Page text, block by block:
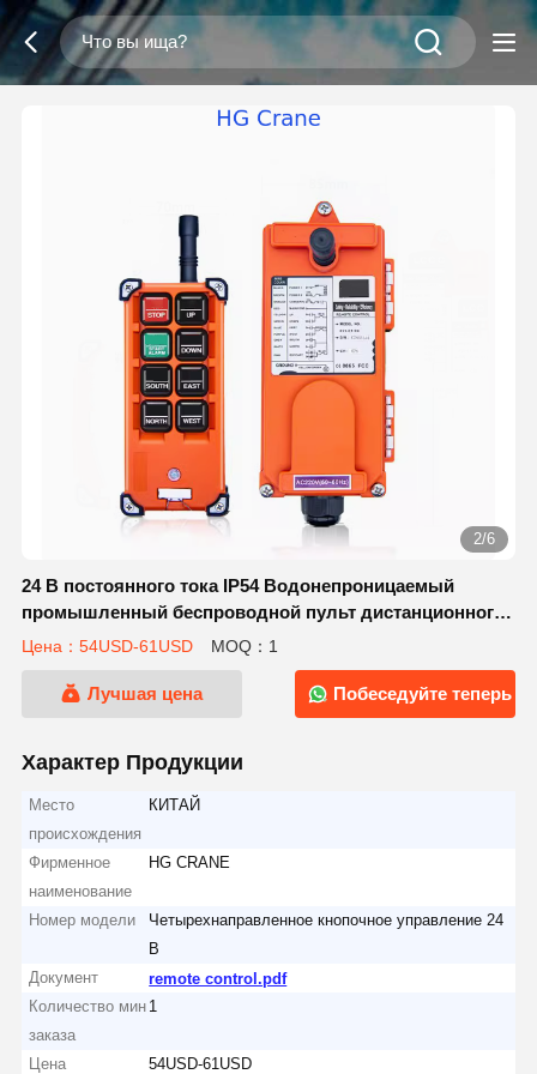
2/6
24 В постоянного тока IP54 Водонепроницаемый
промышленный беспроводной пульт дистанционного
управления для крана с расстоянием сигнала 100
Цена：54USD-61USD MOQ：1
Лучшая цена Побеседуйте теперь
Характер Продукции
Место
происхождения
КИТАЙ
Фирменное
наименование
HG CRANE
Номер модели
Четырехнаправленное кнопочное управление 24
В
Документ
remote control.pdf
Количество мин
заказа
1
Цена
54USD-61USD